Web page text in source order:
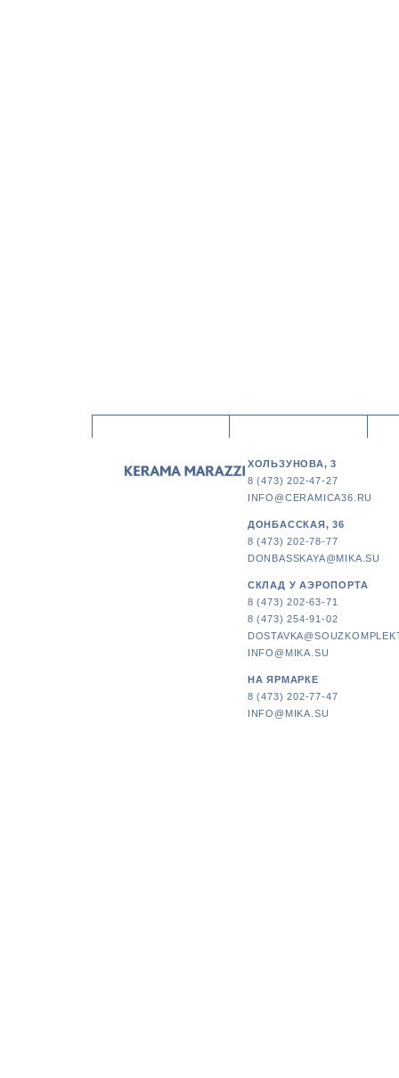
ХОЛЬЗУНОВА, 3
8 (473) 202-47-27
INFO@CERAMICA36.RU
ДОНБАССКАЯ, 36
8 (473) 202-78-77
DONBASSKAYA@MIKA.SU
СКЛАД У АЭРОПОРТА
8 (473) 202-63-71
8 (473) 254-91-02
INFO@MIKA.SU
НА ЯРМАРКЕ
8 (473) 202-77-47
INFO@MIKA.SU